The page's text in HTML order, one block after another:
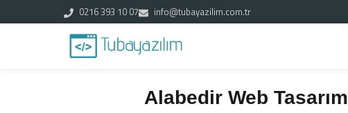
0216 393 10 07 info@tubayazilim.com.tr
Alabedir Web Tasarım